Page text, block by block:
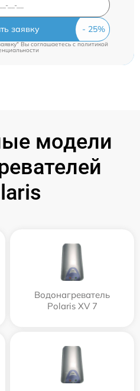
заявку
Вы соглашаетесь cполитикой
модели
Водонагреватель
Polaris XV 7